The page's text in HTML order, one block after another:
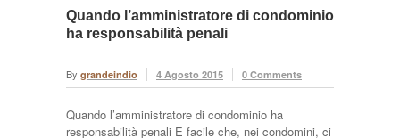
Quando l’amministratore di condominio
ha responsabilità penali
By grandeindio 4 Agosto 2015 0 Comments
Quando l’amministratore di condominio ha
responsabilità penali È facile che, nei condomini, ci